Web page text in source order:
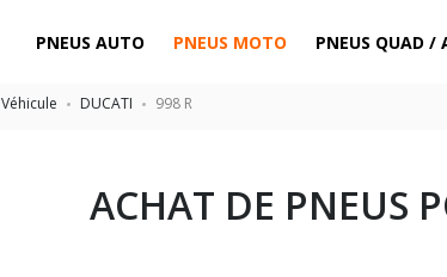
PNEUS AUTO PNEUS MOTO PNEUS QUAD /
Véhicule DUCATI 998 R
ACHAT DE PNEUS